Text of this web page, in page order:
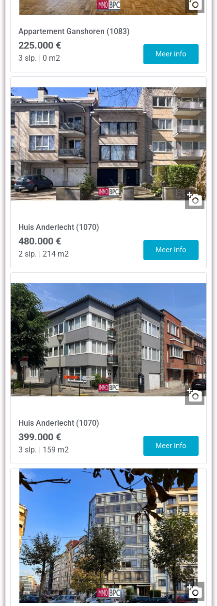
Appartement Ganshoren (1083)
225.000 €
3 slp. | 0 m2 Meer info
Huis Anderlecht (1070)
480.000 €
2 slp. | 214 m2 Meer info
Huis Anderlecht (1070)
399.000 €
3 slp. 159 m2 Meer info